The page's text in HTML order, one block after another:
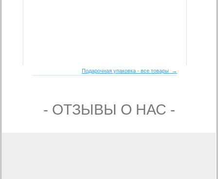
Подарочная упаковка - все товары →
- ОТЗЫВЫ О НАС -